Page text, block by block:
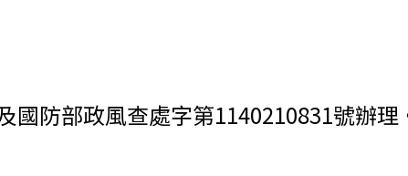
國防部政風查處字第1140210831號辦